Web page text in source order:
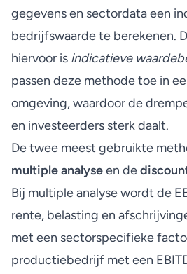
gegevens en sectordata een
bedrijfswaarde te berekenen.
hiervoor is indicatieve
passen deze methode toe in
omgeving, waardoor de
en investeerders sterk daalt.
De twee meest gebruikte
multiple analyseen de
Bij multiple analyse wordt de
rente, belasting en
met een sectorspecifieke
productiebedrijf met een